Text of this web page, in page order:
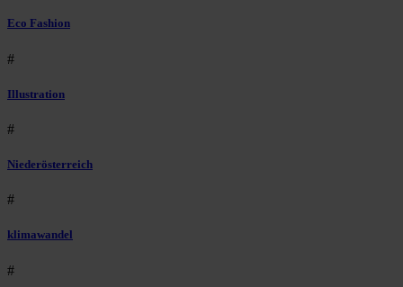
Eco Fashion
#
Illustration
#
Niederösterreich
#
klimawandel
#